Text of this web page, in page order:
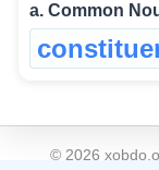
a. Common
© 2026